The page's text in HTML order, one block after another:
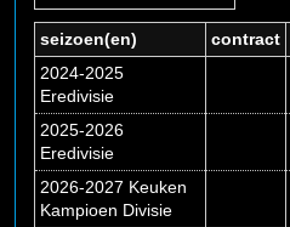
seizoen(en) contract
2024-2025
Eredivisie
2025-2026
Eredivisie
2026-2027 Keuken
Kampioen Divisie